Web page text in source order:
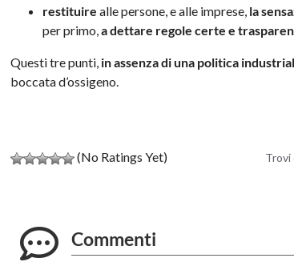
restituirealle persone, e alle imprese, la
per primo,a dettare regole certe e
Questi tre punti, in assenza di una politica
boccata d’ossigeno.
(No Ratings Yet) Trovi
Commenti